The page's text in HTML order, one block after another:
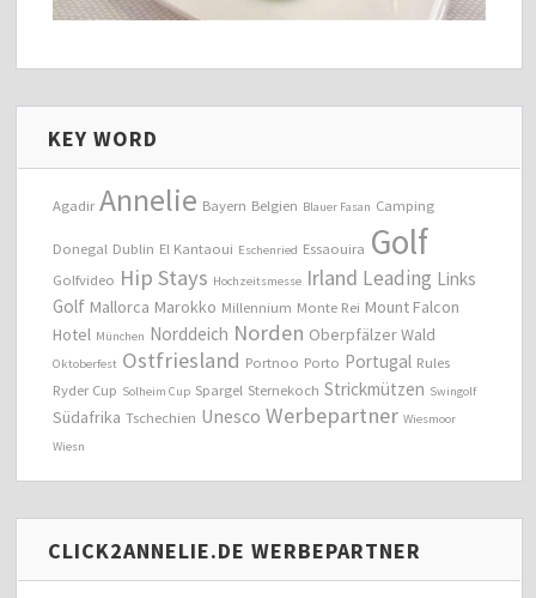
KEY WORD
Agadir Annelie Bayern Belgien Blauer Fasan Camping
Donegal Dublin El Kantaoui Eschenried Essaouira Golf
Golfvideo Hip Stays Hochzeitsmesse Irland Leading Links
Golf Mallorca Marokko Millennium Monte Rei Mount Falcon
Hotel München Norddeich Norden Oberpfälzer Wald
Oktoberfest Ostfriesland Portnoo Porto Portugal Rules
Ryder Cup Solheim Cup Spargel Sternekoch Strickmützen Swingolf
Südafrika Tschechien Unesco Werbepartner Wiesmoor
Wiesn
CLICK2ANNELIE.DE WERBEPARTNER